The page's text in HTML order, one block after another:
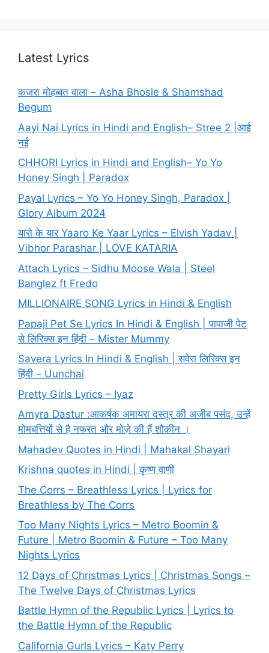
Latest Lyrics
कजरा मोहब्बत वाला – Asha Bhosle & Shamshad
Begum
Aayi Nai Lyrics in Hindi and English– Stree 2 |आई
नई
CHHORI Lyrics in Hindi and English– Yo Yo
Honey Singh | Paradox
Payal Lyrics – Yo Yo Honey Singh, Paradox |
Glory Album 2024
यारो के यार Yaaro Ke Yaar Lyrics – Elvish Yadav |
Vibhor Parashar | LOVE KATARIA
Attach Lyrics – Sidhu Moose Wala | Steel
Banglez ft Fredo
MILLIONAIRE SONG Lyrics in Hindi & English
Papaji Pet Se Lyrics In Hindi & English | पापाजी पेट
से लिरिक्स इन हिंदी – Mister Mummy
Savera Lyrics In Hindi & English | सवेरा लिरिक्स इन
हिंदी – Uunchai
Pretty Girls Lyrics – Iyaz
Amyra Dastur :आकर्षक अमायरा दस्तूर की अजीब पसंद, उन्हें
मोमबत्तियों से है नफरत और मोज़े की हैं शौकीन ।
Mahadev Quotes in Hindi | Mahakal Shayari
Krishna quotes in Hindi | कृष्ण वाणी
The Corrs – Breathless Lyrics | Lyrics for
Breathless by The Corrs
Too Many Nights Lyrics – Metro Boomin &
Future | Metro Boomin & Future – Too Many
Nights Lyrics
12 Days of Christmas Lyrics | Christmas Songs –
The Twelve Days of Christmas Lyrics
Battle Hymn of the Republic Lyrics | Lyrics to
the Battle Hymn of the Republic
California Gurls Lyrics – Katy Perry